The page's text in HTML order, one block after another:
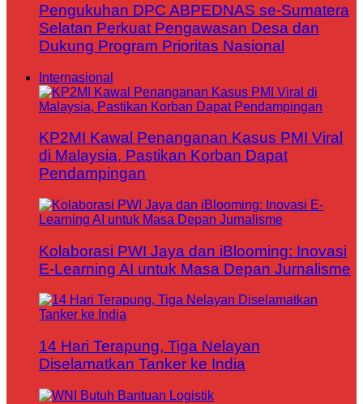
Pengukuhan DPC ABPEDNAS se-Sumatera
Selatan Perkuat Pengawasan Desa dan
Dukung Program Prioritas Nasional
Internasional
KP2MI Kawal Penanganan Kasus PMI Viral
di Malaysia, Pastikan Korban Dapat
Pendampingan
Kolaborasi PWI Jaya dan iBlooming: Inovasi
E-Learning AI untuk Masa Depan Jurnalisme
14 Hari Terapung, Tiga Nelayan
Diselamatkan Tanker ke India